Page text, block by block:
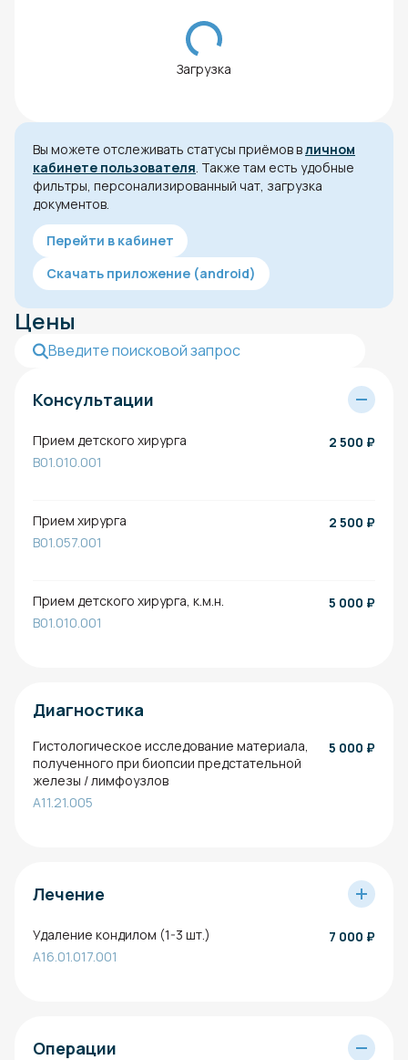
Загрузка
Вы можете отслеживать статусы приёмов вличном
кабинете пользователя. Также там есть удобные
фильтры, персонализированный чат, загрузка
документов.
Перейти в кабинет
Скачать приложение (android)
Цены
Консультации
Прием детского хирурга
B01.010.001
2 500 ₽
Прием хирурга
B01.057.001
2 500 ₽
Прием детского хирурга, к.м.н.
B01.010.001
5 000 ₽
Диагностика
Гистологическое исследование материала,
полученного при биопсии предстательной
железы / лимфоузлов
A11.21.005
5 000 ₽
Лечение
Удаление кондилом (1-3 шт.)
A16.01.017.001
7 000 ₽
Операции